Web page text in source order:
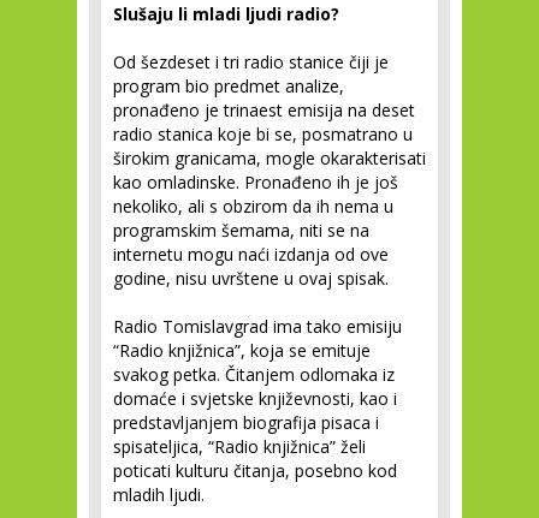
Slušaju li mladi ljudi radio?
Od šezdeset i tri radio stanice čiji je
program bio predmet analize,
pronađeno je trinaest emisija na deset
radio stanica koje bi se, posmatrano u
širokim granicama, mogle okarakterisati
kao omladinske. Pronađeno ih je još
nekoliko, ali s obzirom da ih nema u
programskim šemama, niti se na
internetu mogu naći izdanja od ove
godine, nisu uvrštene u ovaj spisak.
Radio Tomislavgrad ima tako emisiju
“Radio knjižnica”, koja se emituje
svakog petka. Čitanjem odlomaka iz
domaće i svjetske književnosti, kao i
predstavljanjem biografija pisaca i
spisateljica, “Radio knjižnica” želi
poticati kulturu čitanja, posebno kod
mladih ljudi.